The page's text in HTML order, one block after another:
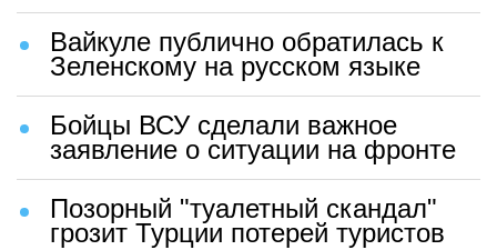
Вайкуле публично обратилась к
Зеленскому на русском языке
Бойцы ВСУ сделали важное
заявление о ситуации на фронте
Позорный "туалетный скандал"
грозит Турции потерей туристов